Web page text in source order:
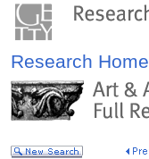
Research Home